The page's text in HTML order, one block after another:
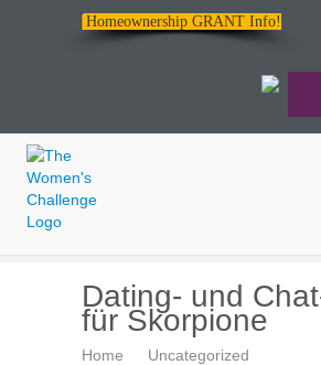
Homeownership GRANT Info!
The
Women's
Challenge
Dating- und
für Skorpione
Home
Uncategorized